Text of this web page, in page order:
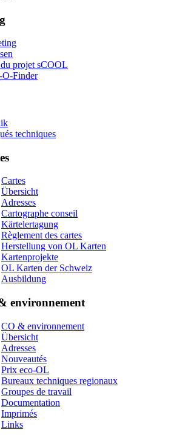
projet sCOOL
O-Finder
techniques
Cartes
Übersicht
Adresses
Cartographe conseil
Kärtelertagung
Règlement des cartes
Herstellung von OL Karten
Kartenprojekte
OL Karten der Schweiz
Ausbildung
environnement
CO & environnement
Übersicht
Adresses
Nouveautés
Prix eco-OL
Bureaux techniques regionaux
Groupes de travail
Documentation
Imprimés
Links